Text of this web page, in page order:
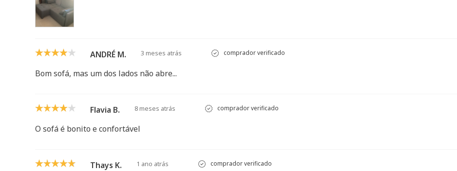
ANDRÉ M. 3 meses atrás comprador verificado
Bom sofá, mas um dos lados não abre...
Flavia B. 8 meses atrás comprador verificado
O sofá é bonito e confortável
Thays K. 1 ano atrás comprador verificado